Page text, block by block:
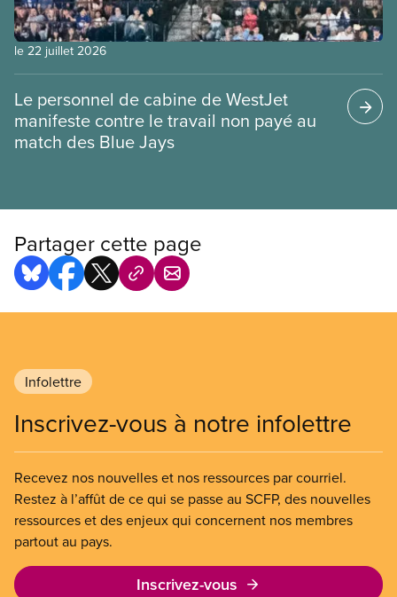
le 22 juillet 2026
Le personnel de cabine de WestJet
manifeste contre le travail non payé au
match des Blue Jays
Partager cette page
Infolettre
Inscrivez-vous à notre infolettre
Recevez nos nouvelles et nos ressources par courriel.
Restez à l’affût de ce qui se passe au SCFP, des nouvelles
ressources et des enjeux qui concernent nos membres
partout au pays.
Inscrivez-vous